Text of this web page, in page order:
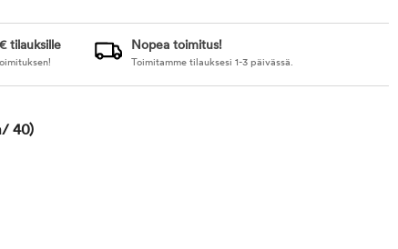
tilauksille Nopea toimitus!
Toimitamme tilauksesi 1-3 päivässä.
40)